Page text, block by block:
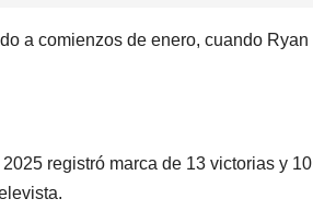
a comienzos de enero, cuando Ryan
registró marca de 13 victorias y 10